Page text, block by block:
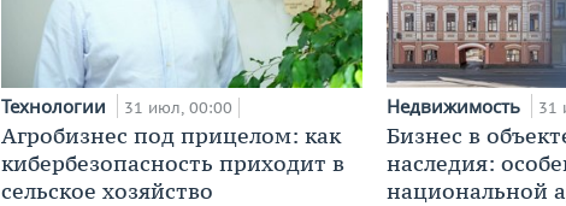
Технологии 31 июл, 00:00
Агробизнес под прицелом: как
кибербезопасность приходит в
сельское хозяйство
Недвижимость 31
Бизнес в
наследия:
национальной